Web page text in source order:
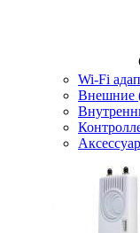
Wi-Fi
Внешние